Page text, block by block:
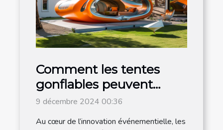
Comment les tentes
gonflables peuvent
dynamiser vos
9 décembre 2024 00:36
Au cœur de l’innovation événementielle, les